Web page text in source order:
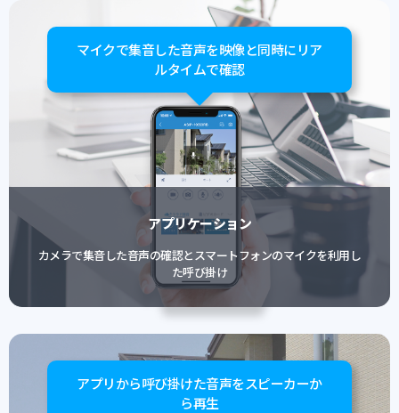
マイクで集音した音声を映像と同時にリア
ルタイムで確認
アプリケーション
カメラで集音した音声の確認とスマートフォンのマイクを利用し
た呼び掛け
アプリから呼び掛けた音声をスピーカーか
ら再生